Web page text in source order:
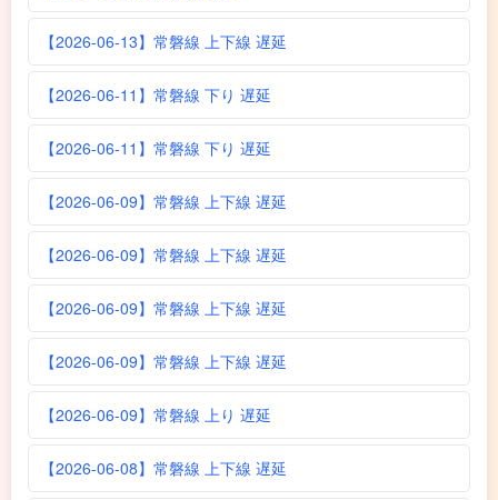
【2026-06-13】常磐線 上下線 遅延
【2026-06-11】常磐線 下り 遅延
【2026-06-11】常磐線 下り 遅延
【2026-06-09】常磐線 上下線 遅延
【2026-06-09】常磐線 上下線 遅延
【2026-06-09】常磐線 上下線 遅延
【2026-06-09】常磐線 上下線 遅延
【2026-06-09】常磐線 上り 遅延
【2026-06-08】常磐線 上下線 遅延